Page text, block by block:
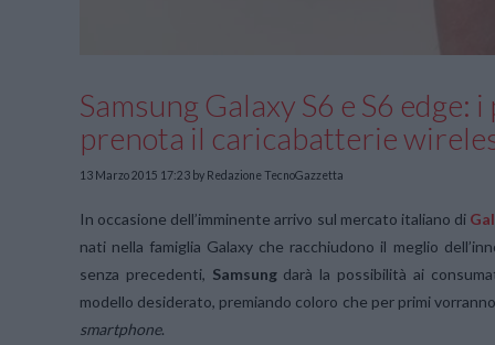
Samsung Galaxy S6 e S6 edge:
prenota il caricabatterie
13 Marzo 2015 17:23 by Redazione TecnoGazzetta
In occasione dell’imminente arrivo sul mercato italiano di
nati nella famiglia Galaxy che racchiudono il meglio
senza precedenti, Samsungdarà la possibilità ai
modello desiderato, premiando coloro che per primi
smartphone.